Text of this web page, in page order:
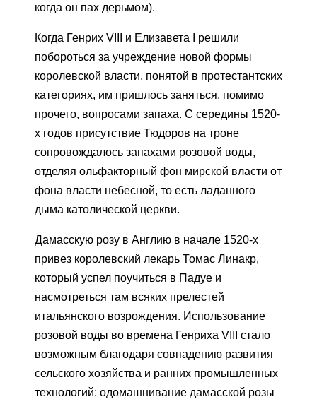
когда он пах дерьмом).
Когда Генрих VIII и Елизавета I решили
побороться за учреждение новой формы
королевской власти, понятой в протестантских
категориях, им пришлось заняться, помимо
прочего, вопросами запаха. С середины 1520-
х годов присутствие Тюдоров на троне
сопровождалось запахами розовой воды,
отделяя ольфакторный фон мирской власти от
фона власти небесной, то есть ладанного
дыма католической церкви.
Дамасскую розу в Англию в начале 1520-х
привез королевский лекарь Томас Линакр,
который успел поучиться в Падуе и
насмотреться там всяких прелестей
итальянского возрождения. Использование
розовой воды во времена Генриха VIII стало
возможным благодаря совпадению развития
сельского хозяйства и ранних промышленных
технологий: одомашнивание дамасской розы